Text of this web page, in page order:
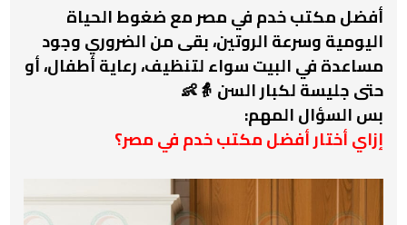
أفضل مكتب خدم في مصر مع ضغوط الحياة
اليومية وسرعة الروتين، بقى من الضروري وجود
مساعدة في البيت سواء لتنظيف، رعاية أطفال، أو
حتىجليسة لكبار السن 👵👶
بس السؤال المهم:
إزاي أختار أفضل مكتب خدم في مصر؟